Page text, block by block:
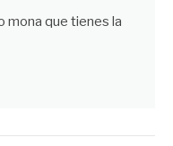
mona que tienes la